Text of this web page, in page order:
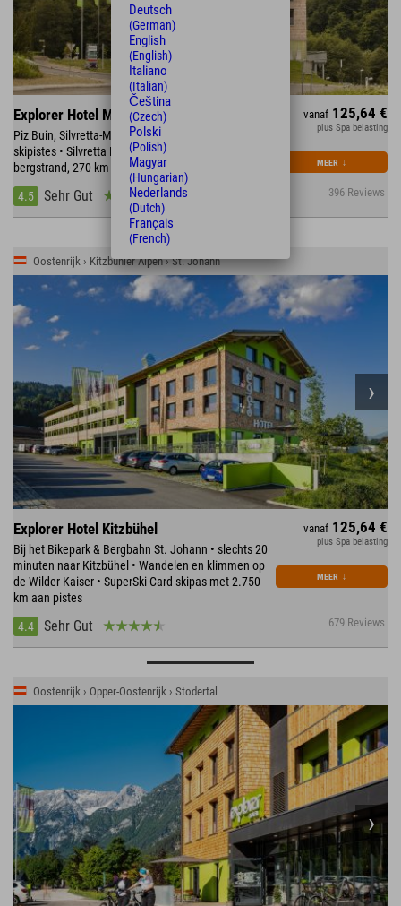
Explorer Hotel Montafon
Piz Buin, Silvretta-Montafon met 300 km aan
skipistes • Silvretta Hochalpenstraße • direct aan het
bergstrand, 270 km aan fietspaden
4.5
Sehr Gut 396 Reviews
vanaf 125,64 €
plus Spa belasting
MEER ↓
Oostenrijk › Kitzbühler Alpen › St. Johann
Explorer Hotel Kitzbühel
Bij het Bikepark & Bergbahn St. Johann • slechts 20
minuten naar Kitzbühel • Wandelen en klimmen op
de Wilder Kaiser • SuperSki Card skipas met 2.750
km aan pistes
4.4
Sehr Gut 679 Reviews
vanaf 125,64 €
plus Spa belasting
MEER ↓
Oostenrijk › Opper-Oostenrijk › Stodertal
Deutsch
(German)
English
(English)
Italiano
(Italian)
Čeština
(Czech)
Polski
(Polish)
Magyar
(Hungarian)
Nederlands
(Dutch)
Français
(French)